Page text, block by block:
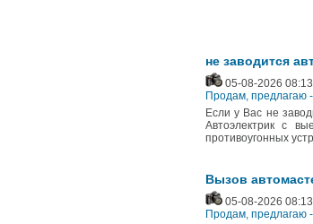
не заводится
05-08-2026 08:13
Продам, предлагаю
Если у Вас не
Автоэлектрик с
противоугонных
Вызов
05-08-2026 08:13
Продам, предлагаю